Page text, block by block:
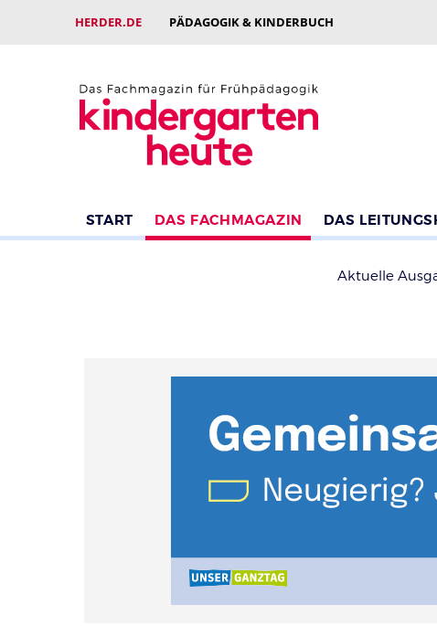
HERDER.DE PÄDAGOGIK & KINDERBUCH
START DAS FACHMAGAZIN DAS
Aktuelle